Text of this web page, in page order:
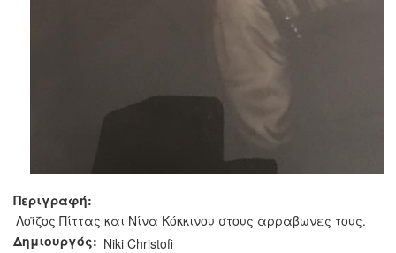
Περιγραφή:
Λοϊζος Πίττας και Νίνα Κόκκινου στους αρραβωνες τους.
Δημιουργός: Niki Christofi